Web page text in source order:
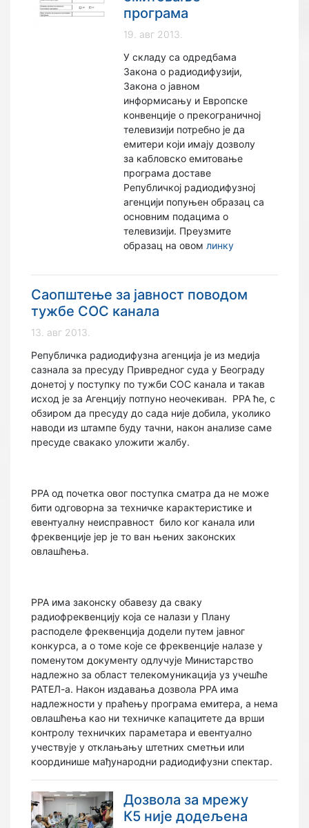
програма
19. авг 2013.
У складу са одредбама
Закона о радиодифузији,
Закона о јавном
информисању и Европске
конвенције о прекограничној
телевизији потребно је да
емитери који имају дозволу
за кабловско емитовање
програма доставе
Републичкој радиодифузној
агенцији попуњен образац са
основним подацима о
телевизији. Преузмите
образац на овом линку
Саопштење за јавност поводом
тужбе СОС канала
13. авг 2013.
Републичка радиодифузна агенција је из медија
сазнала за пресуду Привредног суда у Београду
донетој у поступку по тужби СОС канала и такав
исход је за Агенцију потпуно неочекиван. РРА ће, с
обзиром да пресуду до сада није добила, уколико
наводи из штампе буду тачни, након анализе саме
пресуде свакако уложити жалбу.
РРА од почетка овог поступка сматра да не може
бити одговорна за техничке карактеристике и
евентуалну неисправност било ког канала или
фреквенције јер је то ван њених законских
овлашћења.
РРА има законску обавезу да сваку
радиофреквенцију која се налази у Плану
расподеле фреквенција додели путем јавног
конкурса, а о томе које се фреквенције налазе у
поменутом документу одлучује Министарство
надлежно за област телекомуникација уз учешће
РАТЕЛ-а. Након издавања дозвола РРА има
надлежности у праћењу програма емитера, а нема
овлашћења као ни техничке капацитете да врши
контролу техничких параметара и евентуално
учествује у отклањању штетних сметњи или
координише мађународни радиодифузни спектар.
Дозвола за мрежу
К5 није додељена